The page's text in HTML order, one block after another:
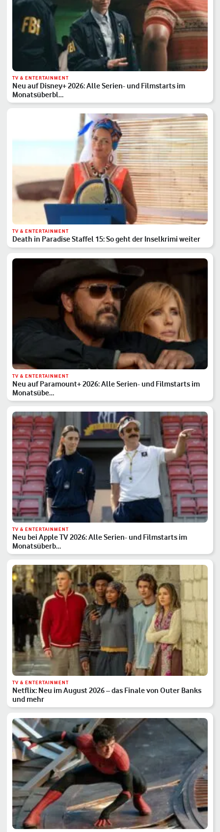
TV & ENTERTAINMENT
Neu auf Disney+ 2026: Alle Serien- und Filmstarts im
Monatsüberbl…
TV & ENTERTAINMENT
Death in Paradise Staffel 15: So geht der Inselkrimi weiter
TV & ENTERTAINMENT
Neu auf Paramount+ 2026: Alle Serien- und Filmstarts im
Monatsübe…
TV & ENTERTAINMENT
Neu bei Apple TV 2026: Alle Serien- und Filmstarts im
Monatsüberb…
TV & ENTERTAINMENT
Netflix: Neu im August 2026 – das Finale von Outer Banks
und mehr